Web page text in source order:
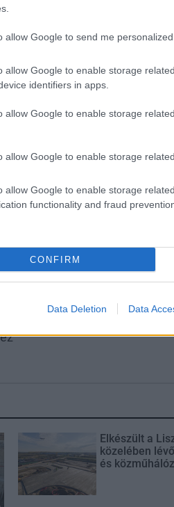
allow Google to send me personalized
allow Google to enable storage
identifiers in apps.
allow Google to enable storage
allow Google to enable storage
allow Google to enable storage
functionality and fraud
CONFIRM
Data Deletion Data
a Magyar Nemzeti
egy táskányi
Aktuális
Elkészült a
közelében
és